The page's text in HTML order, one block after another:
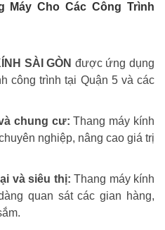
Máy Cho Các Công Trình
SÀI GÒN được ứng dụng
công trình tại Quận 5 và các
chung cư: Thang máy kính
nghiệp, nâng cao giá trị
và siêu thị: Thang máy kính
quan sát các gian hàng,